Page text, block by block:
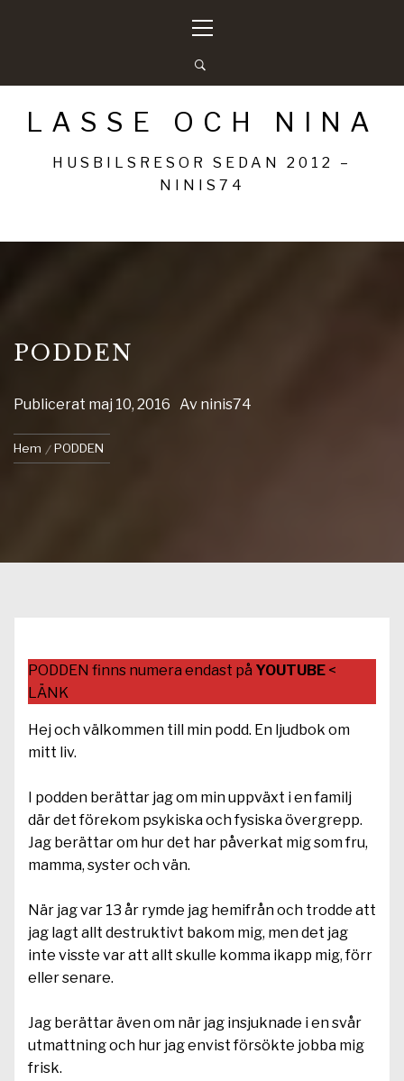
meny
LASSE OCH NINA
HUSBILSRESOR SEDAN 2012 –
NINIS74
PODDEN
Publicerat maj 10, 2016 Av ninis74
Hem PODDEN
PODDEN finns numera endast på YOUTUBE <
LÄNK
Hej och välkommen till min podd. En ljudbok om
mitt liv.
I podden berättar jag om min uppväxt i en familj
där det förekom psykiska och fysiska övergrepp.
Jag berättar om hur det har påverkat mig som fru,
mamma, syster och vän.
När jag var 13 år rymde jag hemifrån och trodde att
jag lagt allt destruktivt bakom mig, men det jag
inte visste var att allt skulle komma ikapp mig, förr
eller senare.
Jag berättar även om när jag insjuknade i en svår
utmattning och hur jag envist försökte jobba mig
frisk.